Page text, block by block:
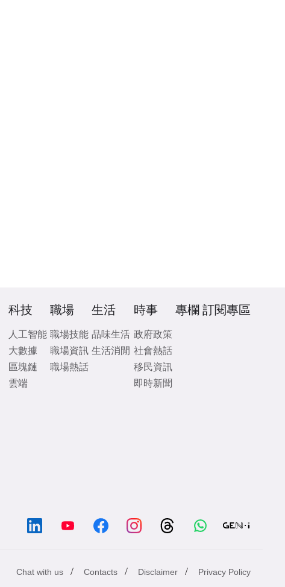
科技
人工智能
大數據
區塊鏈
雲端
職場
職場技能
職場資訊
職場熱話
生活
品味生活
生活消閒
時事
政府政策
社會熱話
移民資訊
即時新聞
專欄 訂閱專區
Chat with us / Contacts / Disclaimer / Privacy Policy